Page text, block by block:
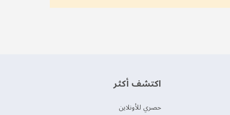
اكتشف أكثر
حصري للأونلاين